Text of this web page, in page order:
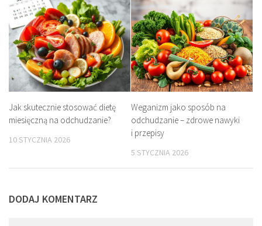
Jak skutecznie stosować dietę
miesięczną na odchudzanie?
10 STYCZNIA 2026
Weganizm jako sposób na
odchudzanie – zdrowe nawyki
i przepisy
5 STYCZNIA 2026
DODAJ KOMENTARZ